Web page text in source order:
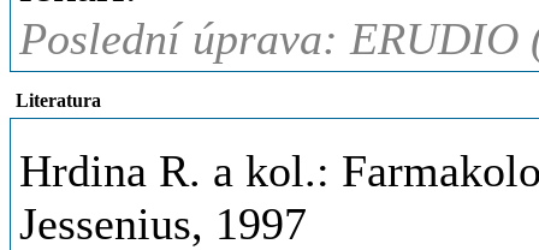
Poslední úprava: ERUDIO
Literatura
Hrdina R. a kol.:
Jessenius, 1997